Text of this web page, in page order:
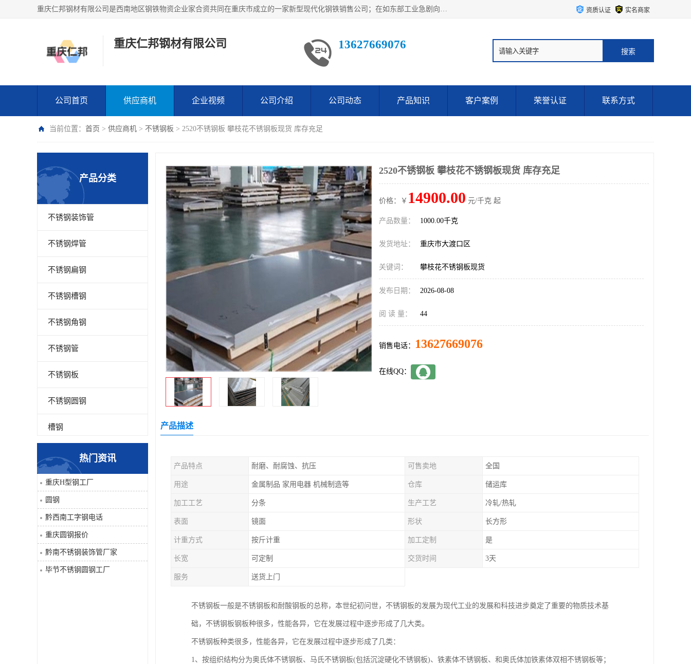
重庆仁邦钢材有限公司是西南地区钢铁物资企业家合资共同在重庆市成立的一家新型现代化钢铁销售公司；在如东部工业急剧向西部转移，西部大建工厂区及国家水利水电项目，我司力抓不断完善自我产品结构优化，让自己的钢铁产品广泛传播于这些大型再建项目 资质认证 实名商家
重庆仁邦钢材有限公司 13627669076
公司首页 供应商机 企业视频 公司介绍 公司动态 产品知识 客户案例 荣誉认证 联系方式
当前位置： 首页 > 供应商机 > 不锈钢板 > 2520不锈钢板 攀枝花不锈钢板现货 库存充足
产品分类
不锈钢装饰管
不锈钢焊管
不锈钢扁钢
不锈钢槽钢
不锈钢角钢
不锈钢管
不锈钢板
不锈钢圆钢
槽钢
角钢
焊管
工字钢
H型钢
热门资讯
重庆H型钢工厂
圆钢
黔西南工字钢电话
重庆圆钢报价
黔南不锈钢装饰管厂家
毕节不锈钢圆钢工厂
2520不锈钢板 攀枝花不锈钢板现货 库存充足
价格：￥ 14900.00 元/千克 起
产品数量： 1000.00千克
发货地址： 重庆市大渡口区
关键词： 攀枝花不锈钢板现货
发布日期： 2026-08-08
阅 读 量： 44
销售电话： 13627669076
在线QQ：
产品描述
产品特点 耐磨、耐腐蚀、抗压 可售卖地 全国
用途 金属制品 家用电器 机械制造等 仓库 储运库
加工工艺 分条 生产工艺 冷轧/热轧
表面 镜面 形状 长方形
计重方式 按斤计重 加工定制 是
长宽 可定制 交货时间 3天
服务 送货上门
不锈钢板一般是不锈钢板和耐酸钢板的总称，本世纪初问世，不锈钢板的发展为现代工业的发展和科技进步奠定了重要的物质技术基
础，不锈钢板钢板种很多，性能各异，它在发展过程中逐步形成了几大类。
不锈钢板种类很多，性能各异，它在发展过程中逐步形成了几类：
1、按组织结构分为奥氏体不锈钢板、马氏不锈钢板(包括沉淀硬化不锈钢板)、铁素体不锈钢板、和奥氏体加铁素体双相不锈钢板等；